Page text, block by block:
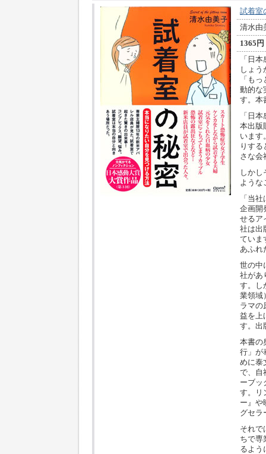
試着室
清水由
1365円
「日
しょう
「も
動的な
す。本
「日
本出版
います
りする
さな会
しか
ような
「当
企画開
せるア
社は出
ていま
あふれ
世の中
社があ
す。し
業領域
ラマの
益を上
す。出
本書の
行」が
めに泰
で、自
ーブッ
す。リ
ー』や
グセラ
それで
ちで専
るよう